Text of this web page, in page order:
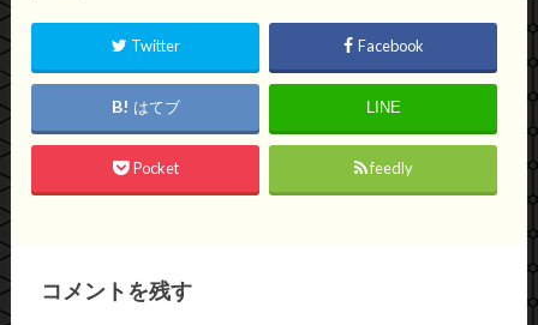
Twitter Facebook
はてブ LINE
Pocket feedly
コメントを残す